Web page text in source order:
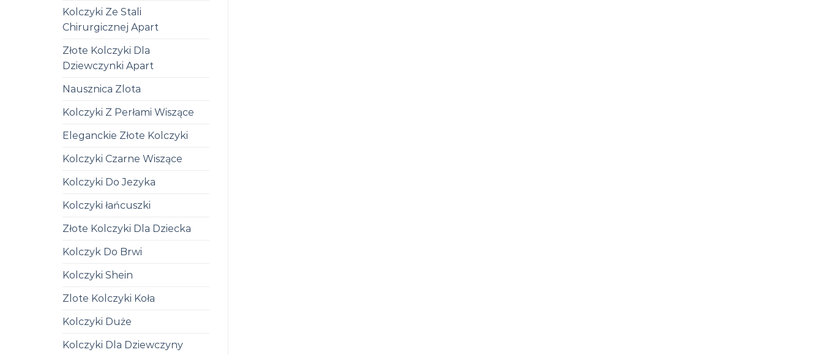
Kolczyki Ze Stali
Chirurgicznej Apart
Złote Kolczyki Dla
Dziewczynki Apart
Nausznica Zlota
Kolczyki Z Perłami Wiszące
Eleganckie Złote Kolczyki
Kolczyki Czarne Wiszące
Kolczyki Do Jezyka
Kolczyki łańcuszki
Złote Kolczyki Dla Dziecka
Kolczyk Do Brwi
Kolczyki Shein
Zlote Kolczyki Koła
Kolczyki Duże
Kolczyki Dla Dziewczyny